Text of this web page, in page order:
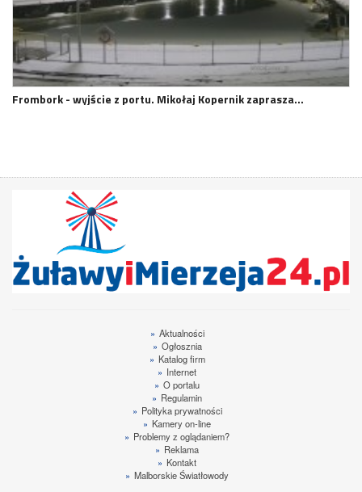
Frombork - wyjście z portu. Mikołaj Kopernik zaprasza…
» Aktualności
» Ogłosznia
» Katalog firm
» Internet
» O portalu
» Regulamin
» Polityka prywatności
» Kamery on-line
» Problemy z oglądaniem?
» Reklama
» Kontakt
» Malborskie Światłowody